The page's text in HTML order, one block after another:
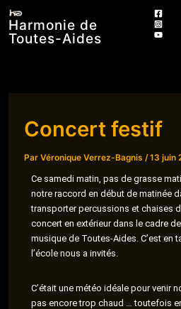
Aller
auHarmonie de
Toutes-Aides
Concert festif
Par Véronique Verrez-Bagnis /13 juin
Ce samedi matin, pas de grasse
notre raccord en début de matinée
transporter percussions et chaises
concert en extérieur dans le cadre
musique de Toutes-Aides. C’est en
l’école nous a invités.
C’était une météo idéale pour venir
pas encore trop chaud … toutefois